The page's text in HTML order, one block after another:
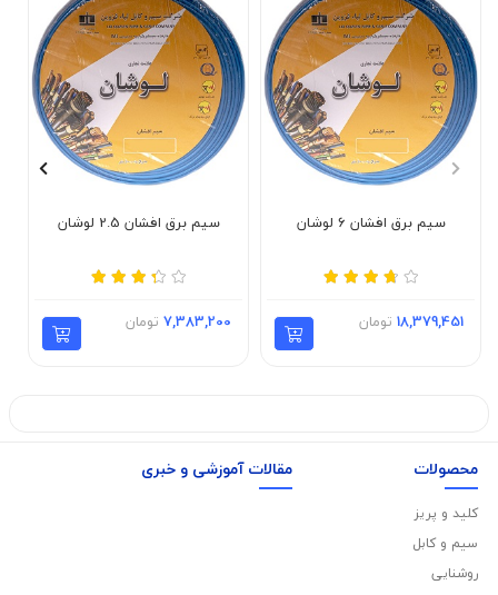
سیم برق افشان 6 لوشان
18,379,451 تومان
سیم برق افشان 2.5 لوشان
7,383,200 تومان
محصولات
کلید و پریز
سیم و کابل
روشنایی
مقالات آموزشی و خبری